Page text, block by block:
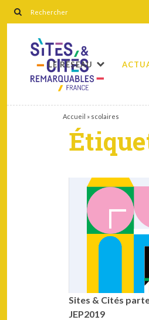
LE RÉSEAU
Accueil » scolaires
Sites & Cités
JEP2019